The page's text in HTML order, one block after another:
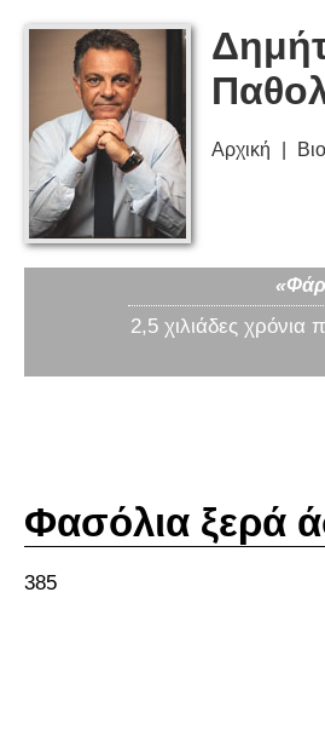
Αρχική
2,5 χιλιάδες χρόνια
Φασόλια ξερά
385